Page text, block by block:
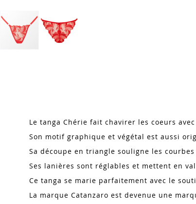
Le tanga Chérie fait chavirer les coeurs
Son motif graphique et végétal est aussi
Sa découpe en triangle souligne les
Ses lanières sont réglables et mettent en
Ce tanga se marie parfaitement avec le
La marque Catanzaro est devenue une